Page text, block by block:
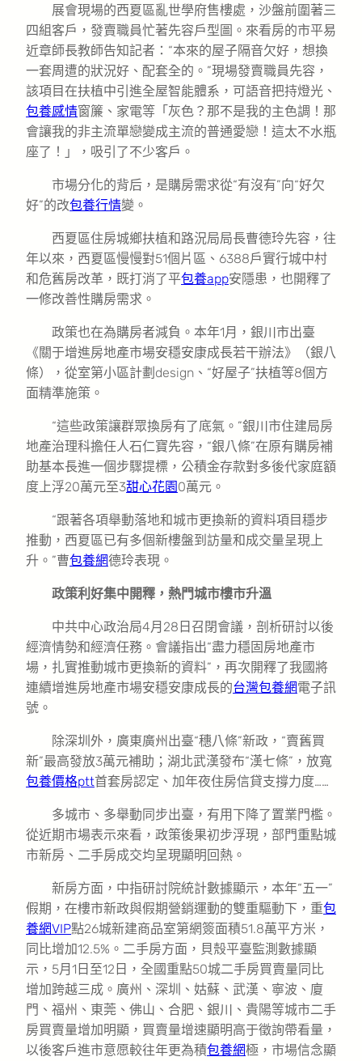
展會現場的西夏區亂世學府售樓處，沙盤前圍著三
四組客戶，發賣職員忙著先容戶型圖。來看房的市平易
近章師長教師告知記者：“本來的屋子隔音欠好，想換
一套周遭的狀況好、配套全的。”現場發賣職員先容，
該項目在扶植中引進全屋智能體系，可語音把持燈光、
包養感情窗簾、家電等「灰色？那不是我的主色調！那
會讓我的非主流單戀變成主流的普通愛戀！這太不水瓶
座了！」，吸引了不少客戶。
市場分化的背后，是購房需求從“有沒有”向“好欠
好”的改包養行情變。
西夏區住房城鄉扶植和路況局局長曹德玲先容，往
年以來，西夏區慢慢對51個片區、6388戶實行城中村
和危舊房改革，既打消了平包養app安隱患，也開釋了
一修改善性購房需求。
政策也在為購房者減負。本年1月，銀川市出臺
《關于增進房地產市場安穩安康成長若干辦法》（銀八
條），從室第小區計劃design、“好屋子”扶植等8個方
面精準施策。
“這些政策讓群眾換房有了底氣。”銀川市住建局房
地產治理科擔任人石仁寶先容，“銀八條”在原有購房補
助基本長進一個步驟提標，公積金存款對多後代家庭額
度上浮20萬元至3甜心花園0萬元。
“跟著各項舉動落地和城市更換新的資料項目穩步
推動，西夏區已有多個新樓盤到訪量和成交量呈現上
升。”曹包養網德玲表現。
政策利好集中開釋，熱門城市樓市升溫
中共中心政治局4月28日召閉會議，剖析研討以後
經濟情勢和經濟任務。會議指出“盡力穩固房地產市
場，扎實推動城市更換新的資料”，再次開釋了我國將
連續增進房地產市場安穩安康成長的台灣包養網電子訊
號。
除深圳外，廣東廣州出臺“穗八條”新政，“賣舊買
新”最高發放3萬元補助；湖北武漢發布“漢七條”，放寬
包養價格ptt首套房認定、加年夜住房信貸支撐力度……
多城市、多舉動同步出臺，有用下降了置業門檻。
從近期市場表示來看，政策後果初步浮現，部門重點城
市新房、二手房成交均呈現顯明回熱。
新房方面，中指研討院統計數據顯示，本年“五一”
假期，在樓市新政與假期營銷運動的雙重驅動下，重包
養網VIP點26城新建商品室第網簽面積51.8萬平方米，
同比增加12.5%。二手房方面，貝殼平臺監測數據顯
示，5月1日至12日，全國重點50城二手房買賣量同比
增加跨越三成。廣州、深圳、姑蘇、武漢、寧波、廈
門、福州、東莞、佛山、合肥、銀川、貴陽等城市二手
房買賣量增加明顯，買賣量增速顯明高于徵詢帶看量，
以後客戶進市意愿較往年更為積包養網極，市場信念顯